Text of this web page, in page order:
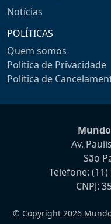
Notícias
POLÍTICAS
Quem somos
Política de Privacidade
Política de
Av.
São
Telefone: (11)
CNPJ:
© Copyright 2026